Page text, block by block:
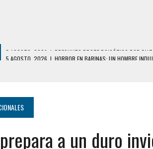
5 AGOSTO, 2026 | HORROR EN BARINAS: UN HOMBRE
AYUDABA A PERSONAS EN SITUACIÓN DE CALLE Y MURIÓ A
COLAPSÓ TECHO DE UNA VIVIENDA EN EL CENTRO DE
a un duro